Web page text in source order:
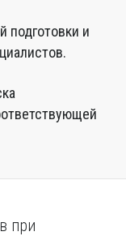
подготовки и
при